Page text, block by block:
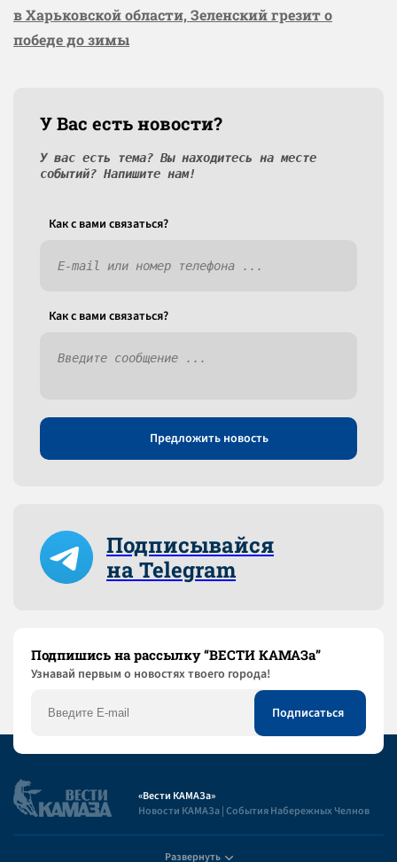
в Харьковской области, Зеленский грезит о
победе до зимы
У Вас есть новости?
У вас есть тема? Вы находитесь на месте
событий? Напишите нам!
Как c вами связаться?
Как c вами связаться?
Предложить новость
Подписывайся
на Telegram
Подпишись на рассылку “ВЕСТИ КАМАЗа”
Узнaвай первым о новостях твоего города!
«Вести КАМАЗа»
Новости КАМАЗа | События Набережных Челнов
Развернуть